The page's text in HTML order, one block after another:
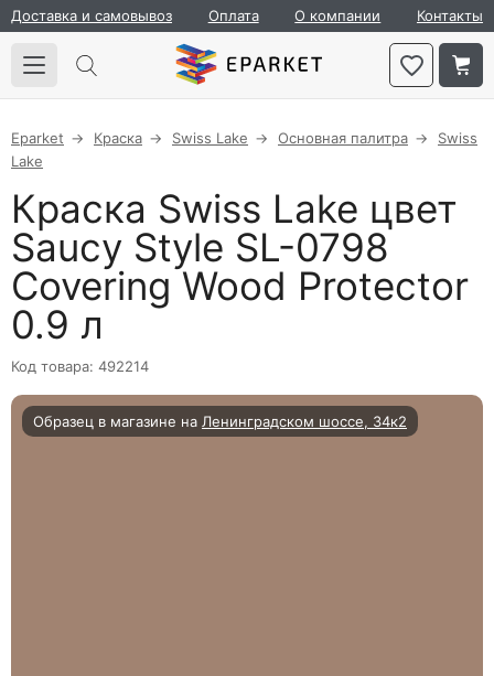
Доставка и самовывоз Оплата О компании Контакты
Eparket Краска Swiss Lake Основная палитра
Swiss
Lake
Краска Swiss Lake цвет
Saucy Style SL-0798
Covering Wood Protector
0.9 л
Код товара: 492214
Образец в магазине на Ленинградском шоссе, 34к2